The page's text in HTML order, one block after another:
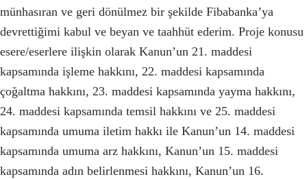
münhasıran ve geri dönülmez bir şekilde Fibabanka’ya
devrettiğimi kabul ve beyan ve taahhüt ederim. Proje konusu
esere/eserlere ilişkin olarak Kanun’un 21. maddesi
kapsamında işleme hakkını, 22. maddesi kapsamında
çoğaltma hakkını, 23. maddesi kapsamında yayma hakkını,
24. maddesi kapsamında temsil hakkını ve 25. maddesi
kapsamında umuma iletim hakkı ile Kanun’un 14. maddesi
kapsamında umuma arz hakkını, Kanun’un 15. maddesi
kapsamında adın belirlenmesi hakkını, Kanun’un 16.